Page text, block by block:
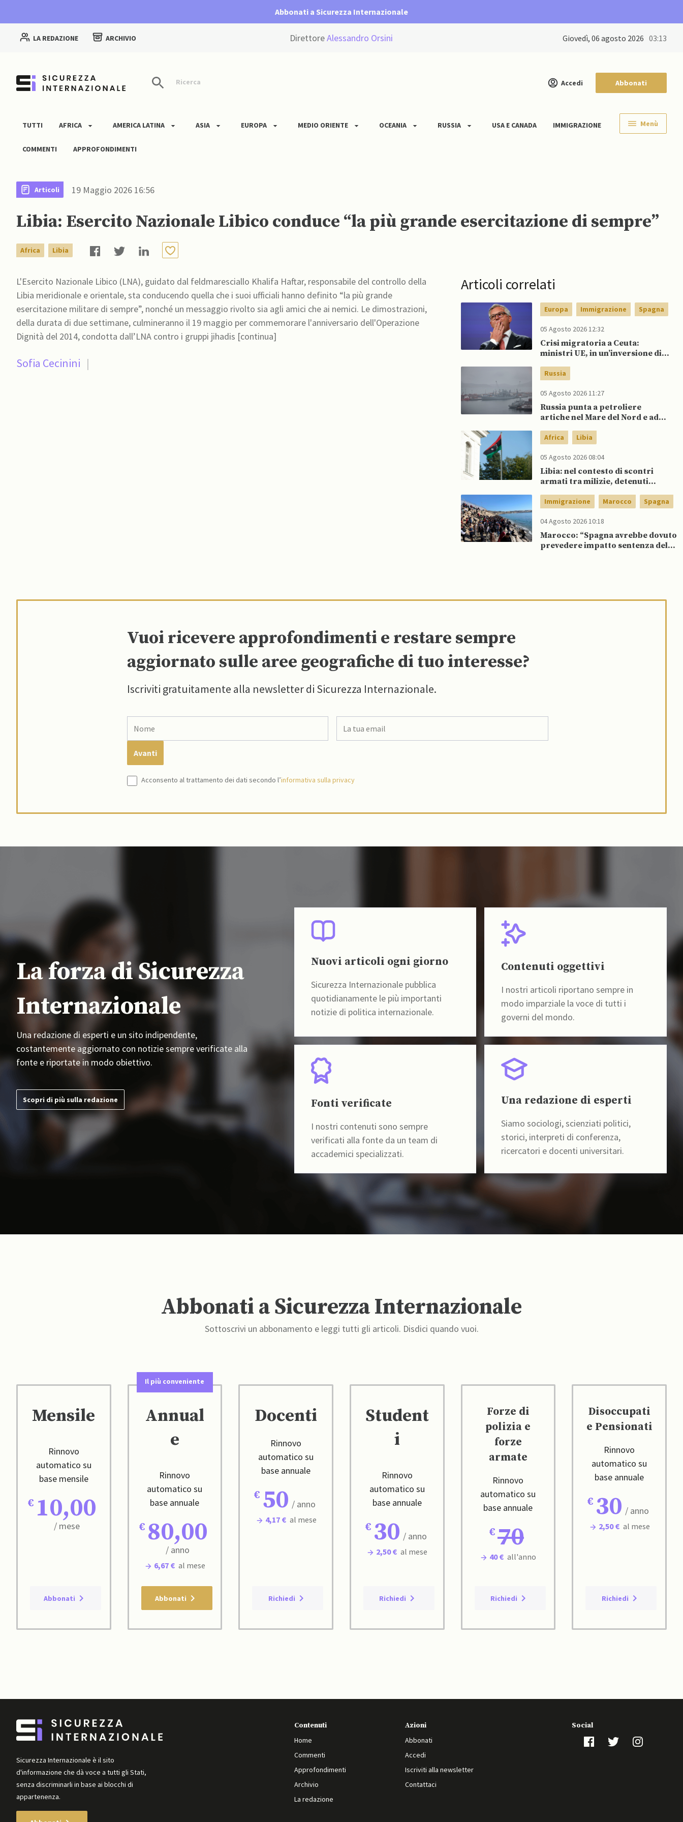
Abbonati a Sicurezza Internazionale
LA REDAZIONE ARCHIVIO DirettoreAlessandro Orsini giovedì, 06 agosto 2026 03:13
Ricerca Accedi Abbonati
TUTTI AFRICA AMERICA LATINA ASIA EUROPA MEDIO ORIENTE OCEANIA RUSSIA USA E CANADA IMMIGRAZIONE
COMMENTI APPROFONDIMENTI
Menù
Articoli 19 Maggio 2026 16:56
Libia: Esercito Nazionale Libico conduce “la più grande esercitazione di sempre”
Africa Libia
L'Esercito Nazionale Libico (LNA), guidato dal feldmaresciallo Khalifa Haftar, responsabile del controllo della
Libia meridionale e orientale, sta conducendo quella che i suoi ufficiali hanno definito “la più grande
esercitazione militare di sempre”, nonché un messaggio rivolto sia agli amici che ai nemici. Le dimostrazioni,
della durata di due settimane, culmineranno il 19 maggio per commemorare l'anniversario dell'Operazione
Dignità del 2014, condotta dall’LNA contro i gruppi jihadis [continua]
Sofia Cecinini |
Articoli correlati
Europa Immigrazione Spagna
05 Agosto 2026 12:32
Crisi migratoria a Ceuta:
ministri UE, in un’inversione di
sostegno della Spagna
Russia
05 Agosto 2026 11:27
Russia punta a petroliere
artiche nel Mare del Nord e ad
aggirare sanzioni occidentali
Africa Libia
05 Agosto 2026 08:04
Libia: nel contesto di scontri
armati tra milizie, detenuti
Immigrazione Marocco Spagna
04 Agosto 2026 10:18
Marocco: “Spagna avrebbe dovuto
prevedere impatto sentenza del
Vuoi ricevere approfondimenti e restare sempre
aggiornato sulle aree geografiche di tuo interesse?
Iscriviti gratuitamente alla newsletter di Sicurezza Internazionale.
Acconsento al trattamento dei dati secondo l’informativa sulla privacy
La forza di Sicurezza
Internazionale
Una redazione di esperti e un sito indipendente,
costantemente aggiornato con notizie sempre verificate alla
fonte e riportate in modo obiettivo.
Scopri di più sulla redazione
Nuovi articoli ogni giorno
Sicurezza Internazionale pubblica
quotidianamente le più importanti
notizie di politica internazionale.
Contenuti oggettivi
I nostri articoli riportano sempre in
modo imparziale la voce di tutti i
governi del mondo.
Fonti verificate
I nostri contenuti sono sempre
verificati alla fonte da un team di
accademici specializzati.
Una redazione di esperti
Siamo sociologi, scienziati politici,
storici, interpreti di conferenza,
ricercatori e docenti universitari.
Abbonati a Sicurezza Internazionale
Sottoscrivi un abbonamento e leggi tutti gli articoli. Disdici quando vuoi.
Mensile
Rinnovo
automatico su
base mensile
10,00
/ mese
Abbonati
Il più conveniente
Annual
e
Rinnovo
automatico su
base annuale
80,00
/ anno
6,67 € al mese
Abbonati
Docenti
Rinnovo
automatico su
base annuale
50 / anno
4,17 € al mese
Richiedi
Student
i
Rinnovo
automatico su
base annuale
30 / anno
2,50 € al mese
Richiedi
Forze di
polizia e
forze
armate
Rinnovo
automatico su
base annuale
70
40 € all'anno
Richiedi
Disoccupati
e Pensionati
Rinnovo
automatico su
base annuale
30 / anno
2,50 € al mese
Richiedi
Sicurezza Internazionale è il sito
d'informazione che dà voce a tutti gli Stati,
senza discriminarli in base ai blocchi di
appartenenza.
Contenuti
Home
Commenti
Approfondimenti
Archivio
La redazione
Azioni
Abbonati
Accedi
Iscriviti alla newsletter
Contattaci
Social